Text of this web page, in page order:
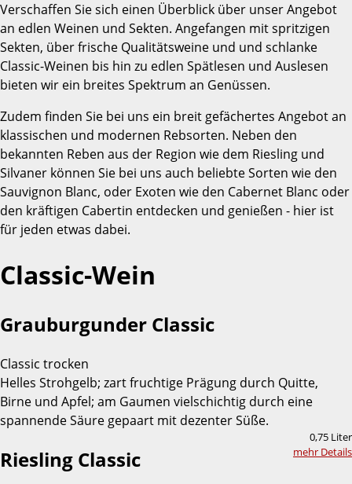
Verschaffen Sie sich einen Überblick über unser Angebot
an edlen Weinen und Sekten. Angefangen mit spritzigen
Sekten, über frische Qualitätsweine und und schlanke
Classic-Weinen bis hin zu edlen Spätlesen und Auslesen
bieten wir ein breites Spektrum an Genüssen.
Zudem finden Sie bei uns ein breit gefächertes Angebot an
klassischen und modernen Rebsorten. Neben den
bekannten Reben aus der Region wie dem Riesling und
Silvaner können Sie bei uns auch beliebte Sorten wie den
Sauvignon Blanc, oder Exoten wie den Cabernet Blanc oder
den kräftigen Cabertin entdecken und genießen - hier ist
für jeden etwas dabei.
Classic-Wein
Grauburgunder Classic
Classic trocken
Helles Strohgelb; zart fruchtige Prägung durch Quitte,
Birne und Apfel; am Gaumen vielschichtig durch eine
spannende Säure gepaart mit dezenter Süße.
0,75 Liter
mehr Details
Riesling Classic